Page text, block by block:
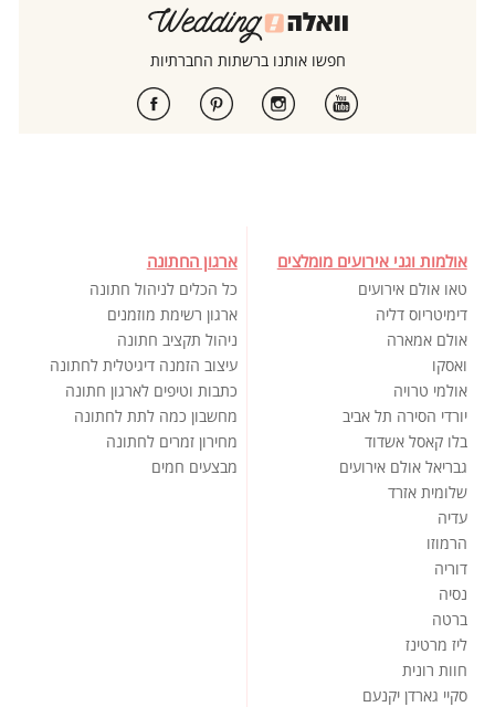
חפשו אותנו ברשתות החברתיות
אולמות וגני אירועים מומלצים
טאו אולם אירועים
דימיטריוס דליה
אולם אמארה
ואסקו
אולמי טרויה
יורדי הסירה תל אביב
בלו קאסל אשדוד
גבריאל אולם אירועים
שלומית אזרד
עדיה
הרמוזו
דוריה
נסיה
ברטה
ליז מרטינז
חוות רונית
סקיי גארדן יקנעם
ארגון החתונה
כל הכלים לניהול חתונה
ארגון רשימת מוזמנים
ניהול תקציב חתונה
עיצוב הזמנה דיגיטלית לחתונה
כתבות וטיפים לארגון חתונה
מחשבון כמה לתת לחתונה
מחירון זמרים לחתונה
מבצעים חמים